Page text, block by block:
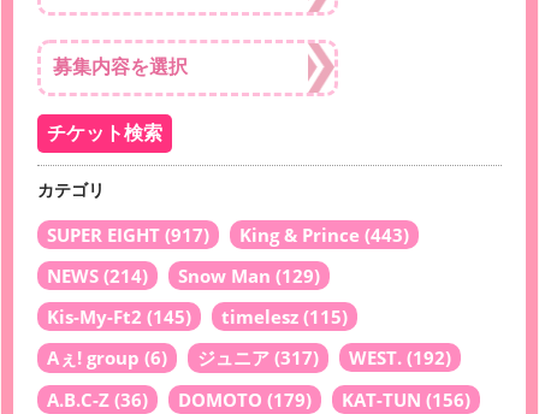
カテゴリ
SUPER EIGHT (917) King & Prince (443)
NEWS (214) Snow Man (129)
Kis-My-Ft2 (145) timelesz (115)
Aぇ! group (6) ジュニア (317) WEST. (192)
A.B.C-Z (36) DOMOTO (179) KAT-TUN (156)